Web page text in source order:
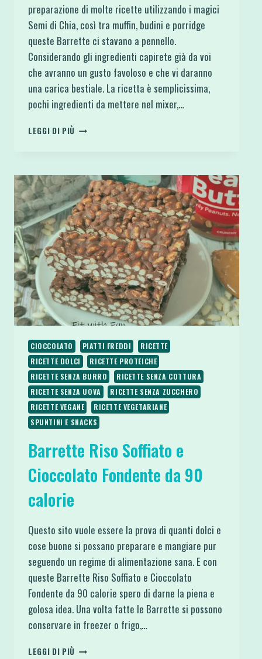
preparazione di molte ricette utilizzando i magici
Semi di Chia, così tra muffin, budini e porridge
queste Barrette ci stavano a pennello.
Considerando gli ingredienti capirete già da voi
che avranno un gusto favoloso e che vi daranno
una carica bestiale. La ricetta è semplicissima,
pochi ingredienti da mettere nel mixer,…
LEGGI DI PIÙ BARRETTE
CHIA,
CIOCCOLATO,
BURRO
D’ARACHIDI
CIOCCOLATO PIATTI FREDDI
RICETTE
RICETTE DOLCI
RICETTE PROTEICHE
RICETTE SENZA BURRO
RICETTE SENZA COTTURA
RICETTE SENZA UOVA
RICETTE SENZA ZUCCHERO
RICETTE VEGANE
RICETTE VEGETARIANE
SPUNTINI E SNACKS
Barrette Riso Soffiato e
Cioccolato Fondente da 90
calorie
Questo sito vuole essere la prova di quanti dolci e
cose buone si possano preparare e mangiare pur
seguendo un regime di alimentazione sana. E con
queste Barrette Riso Soffiato e Cioccolato
Fondente da 90 calorie spero di darne la piena e
golosa idea. Una volta fatte le Barrette si possono
conservare in freezer o frigo,…
LEGGI DI PIÙ BARRETTE